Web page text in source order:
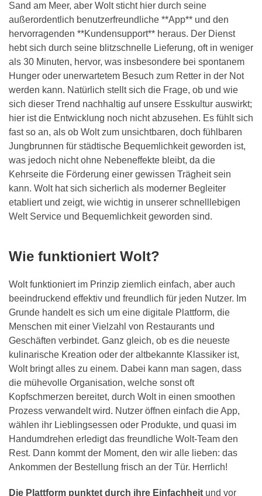
Sand am Meer, aber Wolt sticht hier durch seine
außerordentlich benutzerfreundliche **App** und den
hervorragenden **Kundensupport** heraus. Der Dienst
hebt sich durch seine blitzschnelle Lieferung, oft in weniger
als 30 Minuten, hervor, was insbesondere bei spontanem
Hunger oder unerwartetem Besuch zum Retter in der Not
werden kann. Natürlich stellt sich die Frage, ob und wie
sich dieser Trend nachhaltig auf unsere Esskultur auswirkt;
hier ist die Entwicklung noch nicht abzusehen. Es fühlt sich
fast so an, als ob Wolt zum unsichtbaren, doch fühlbaren
Jungbrunnen für städtische Bequemlichkeit geworden ist,
was jedoch nicht ohne Nebeneffekte bleibt, da die
Kehrseite die Förderung einer gewissen Trägheit sein
kann. Wolt hat sich sicherlich als moderner Begleiter
etabliert und zeigt, wie wichtig in unserer schnelllebigen
Welt Service und Bequemlichkeit geworden sind.
Wie funktioniert Wolt?
Wolt funktioniert im Prinzip ziemlich einfach, aber auch
beeindruckend effektiv und freundlich für jeden Nutzer. Im
Grunde handelt es sich um eine digitale Plattform, die
Menschen mit einer Vielzahl von Restaurants und
Geschäften verbindet. Ganz gleich, ob es die neueste
kulinarische Kreation oder der altbekannte Klassiker ist,
Wolt bringt alles zu einem. Dabei kann man sagen, dass
die mühevolle Organisation, welche sonst oft
Kopfschmerzen bereitet, durch Wolt in einen smoothen
Prozess verwandelt wird. Nutzer öffnen einfach die App,
wählen ihr Lieblingsessen oder Produkte, und quasi im
Handumdrehen erledigt das freundliche Wolt-Team den
Rest. Dann kommt der Moment, den wir alle lieben: das
Ankommen der Bestellung frisch an der Tür. Herrlich!
Die Plattform punktet durch ihre Einfachheit und vor